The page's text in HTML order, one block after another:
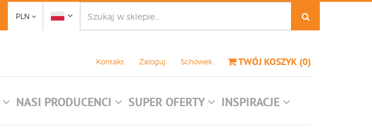
PLN
Kontakt Zaloguj Schowek TWÓJ KOSZYK (0)
NASI PRODUCENCI SUPER OFERTY INSPIRACJE